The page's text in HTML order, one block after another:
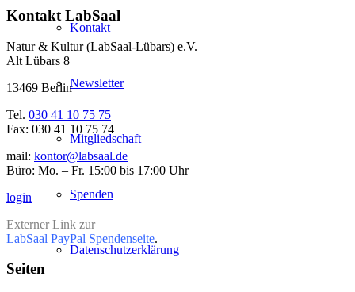
Kontakt
Newsletter
Mitgliedschaft
Spenden
Datenschutzerklärung
Kontakt LabSaal
Natur & Kultur (LabSaal-Lübars) e.V.
Alt Lübars 8
13469 Berlin
Tel. 030 41 10 75 75
Fax: 030 41 10 75 74
mail: kontor@labsaal.de
Büro: Mo. – Fr. 15:00 bis 17:00 Uhr
login
Externer Link zur
LabSaal PayPal Spendenseite.
Seiten